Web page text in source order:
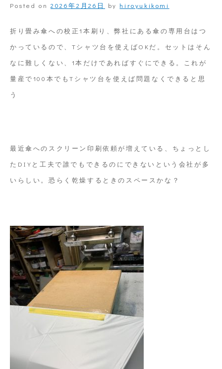
ー
Posted on 2026年2月26日 by hiroyukikomi
折り畳み傘への校正1本刷り、弊社にある傘の専用台はつ
かっているので、Tシャツ台を使えばOKだ。セットはそん
なに難しくない、1本だけであればすぐにできる。これが
量産で100本でもTシャツ台を使えば問題なくできると思
う
最近傘へのスクリーン印刷依頼が増えている、ちょっとし
たDIYと工夫で誰でもできるのにできないという会社が多
いらしい。恐らく乾燥するときのスペースかな？